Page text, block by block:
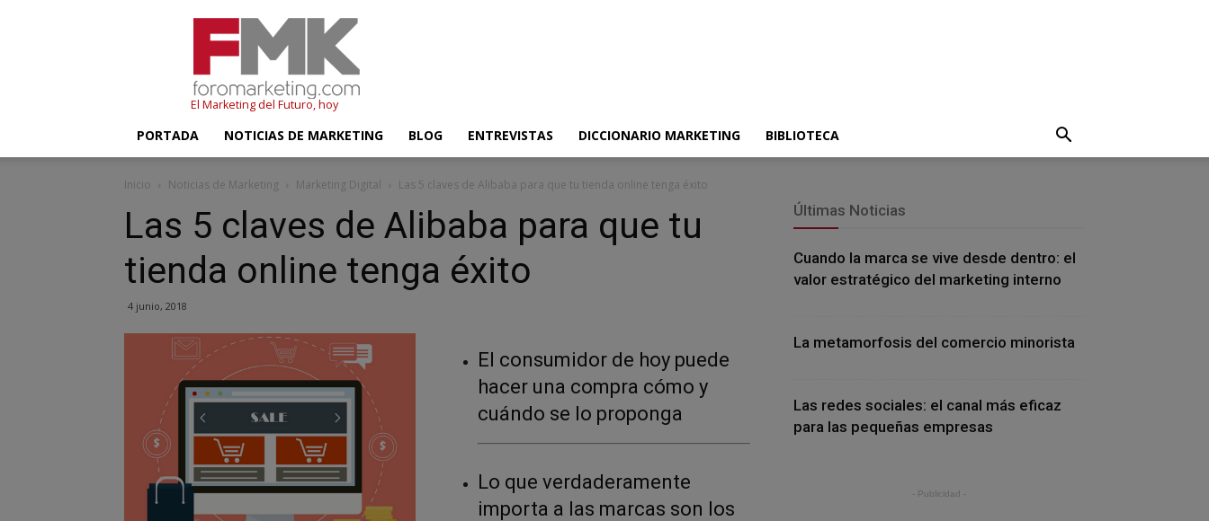
El Marketing del Futuro, hoy
PORTADA NOTICIAS DE MARKETING BLOG ENTREVISTAS DICCIONARIO MARKETING BIBLIOTECA
Inicio Noticias de Marketing Marketing Digital Las 5 claves de Alibaba para que tu tienda online tenga éxito
Las 5 claves de Alibaba para que tu
tienda online tenga éxito
4 junio, 2018
El consumidor de hoy puede
hacer una compra cómo y
cuándo se lo proponga
Lo que verdaderamente
importa a las marcas son los
Últimas Noticias
Cuando la marca se vive desde dentro: el
valor estratégico del marketing interno
La metamorfosis del comercio minorista
Las redes sociales: el canal más eficaz
para las pequeñas empresas
- Publicidad -